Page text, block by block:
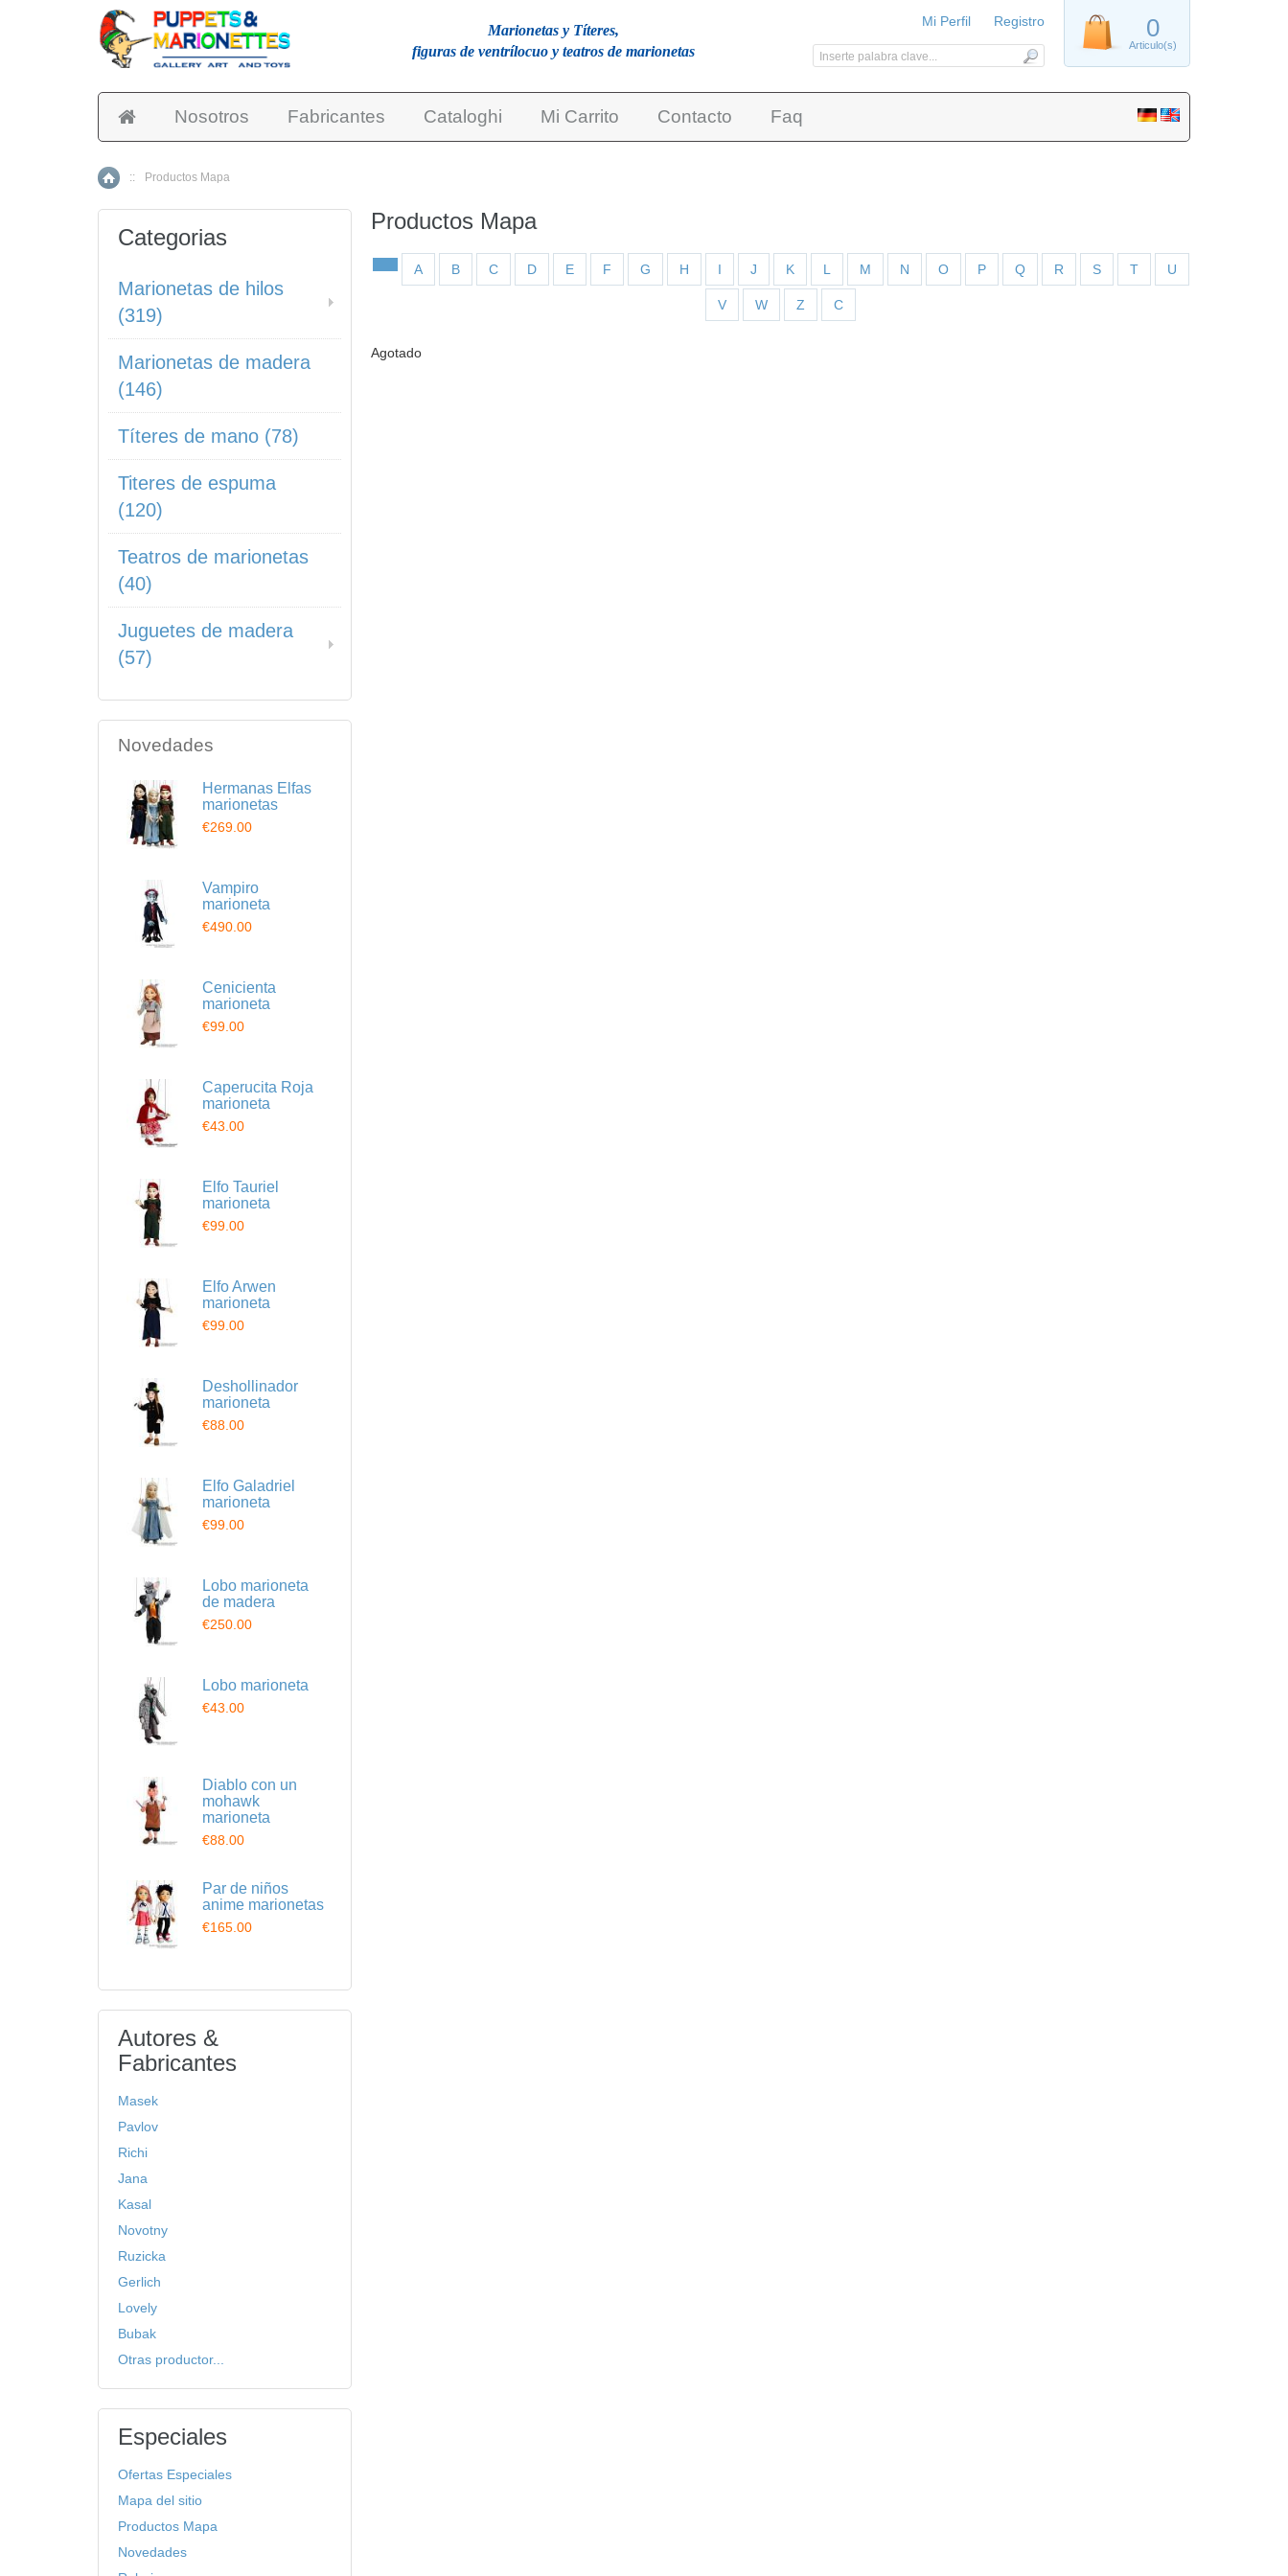
Nosotros Fabricantes Cataloghi Mi Carrito Contacto Faq
Inicio
:: Productos Mapa
Productos Mapa
A B C D E F G H I J K L M N O P Q R S T U
V W Z С
Agotado
Categorias
Marionetas de hilos
(319)
Marionetas de madera
(146)
Títeres de mano (78)
Titeres de espuma
(120)
Teatros de marionetas
(40)
Juguetes de madera
(57)
Novedades
Hermanas Elfas
marionetas
€269.00
Vampiro
marioneta
€490.00
Cenicienta
marioneta
€99.00
Caperucita Roja
marioneta
€43.00
Elfo Tauriel
marioneta
€99.00
Elfo Arwen
marioneta
€99.00
Deshollinador
marioneta
€88.00
Elfo Galadriel
marioneta
€99.00
Lobo marioneta
de madera
€250.00
Lobo marioneta
€43.00
Diablo con un
mohawk
marioneta
€88.00
Par de niños
anime marionetas
€165.00
Autores &
Fabricantes
Masek
Pavlov
Richi
Jana
Kasal
Novotny
Ruzicka
Gerlich
Lovely
Bubak
Otras productor...
Especiales
Ofertas Especiales
Mapa del sitio
Productos Mapa
Novedades
Marionetas y Títeres,
figuras de ventrílocuo y teatros de marionetas
0
Articulo(s)
Mi Perfil Registro